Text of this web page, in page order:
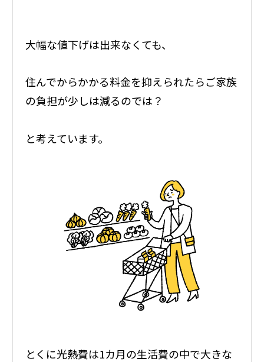
大幅な値下げは出来なくても、
住んでからかかる料金を抑えられたらご家族
の負担が少しは減るのでは？
と考えています。
とくに光熱費は1カ月の生活費の中で大きな